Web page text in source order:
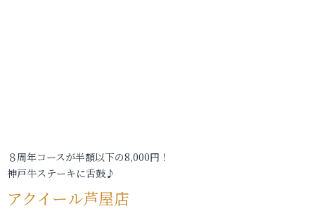
８周年コースが半額以下の8,000円！
神戸牛ステーキに舌鼓♪
アクイール芦屋店